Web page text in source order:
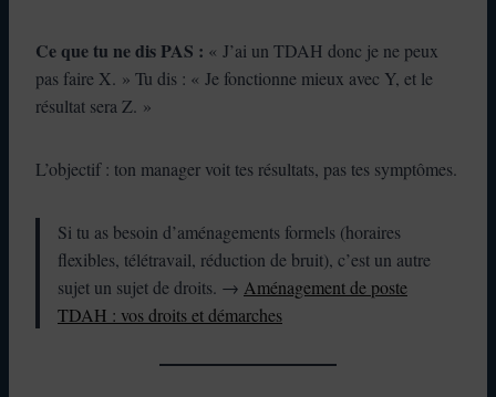
Ce que tu ne dis PAS : « J’ai un TDAH donc je ne peux
pas faire X. » Tu dis : « Je fonctionne mieux avec Y, et le
résultat sera Z. »
L’objectif : ton manager voit tes résultats, pas tes symptômes.
Si tu as besoin d’aménagements formels (horaires
flexibles, télétravail, réduction de bruit), c’est un autre
sujet un sujet de droits. → Aménagement de poste
TDAH : vos droits et démarches